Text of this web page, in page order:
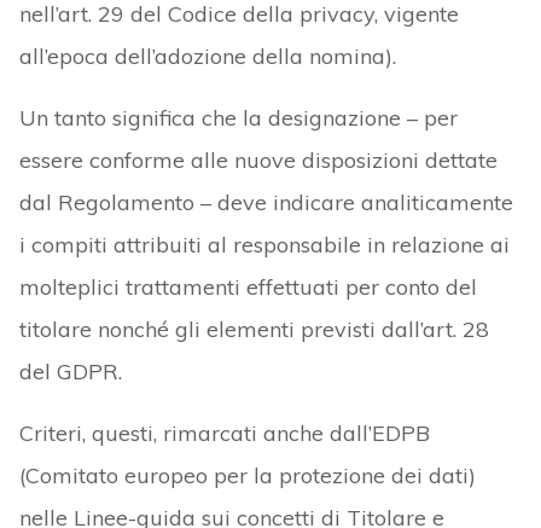
nell’art. 29 del Codice della privacy, vigente
all’epoca dell’adozione della nomina).
Un tanto significa che la designazione – per
essere conforme alle nuove disposizioni dettate
dal Regolamento – deve indicare analiticamente
i compiti attribuiti al responsabile in relazione ai
molteplici trattamenti effettuati per conto del
titolare nonché gli elementi previsti dall’art. 28
del GDPR.
Criteri, questi, rimarcati anche dall’EDPB
(Comitato europeo per la protezione dei dati)
nelle Linee-guida sui concetti di Titolare e